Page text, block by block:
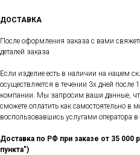
ДОСТАВКА
После оформления заказа с вами
деталей заказа
Если изделие есть в наличии на нашем
осуществляется в течении 3х дней после
компании. Мы запросим ваши данные,
сможете оплатить как самостоятельно в
воспользовавшись услугами оператора в
Доставка по РФ при заказе от 35 000
пункта")